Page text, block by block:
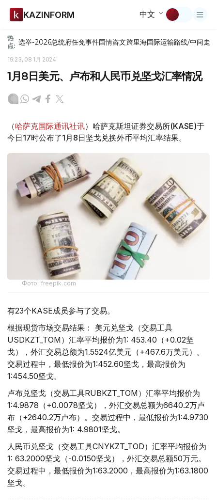
KAZINFORM 中文
热
点: 选举-2026总统府任免事件国情咨文跨里海国际运输路线/中间走廊
19:23, 08 1月 2024
1月8日美元、卢布和人民币兑坚戈汇率情况
（哈萨克国际通讯社讯）哈萨克斯坦证券交易所(KASE)于
今日17时公布了1月8日坚戈兑换外币平均汇率结果。
Фото: freepik.com
有23个KASE成员参与了交易。
根据现货市场交易结果： 美元兑坚戈（交易工具
USDKZT_TOM）汇率平均报价为1: 453.40（+0.02坚
戈），外汇交易总额为1.5524亿美元（+467.6万美元）。
交易过程中，最低报价为1:452.60坚戈，最高报价为
1:454.50坚戈。
卢布兑坚戈（交易工具RUBKZT_TOM）汇率平均报价为
1:4.9878（+0.0078坚戈），外汇交易总额为6640.2万卢
布（+2640.2万卢布）。交易过程中，最低报价为1:4.9730
坚戈，最高报价为1: 4.9801坚戈。
人民币兑坚戈（交易工具CNYKZT_TOD）汇率平均报价为
1: 63.2000坚戈（-0.0150坚戈），外汇交易总额50万元。
交易过程中，最低报价为1:63.2000，最高报价为1:63.1800
坚戈。